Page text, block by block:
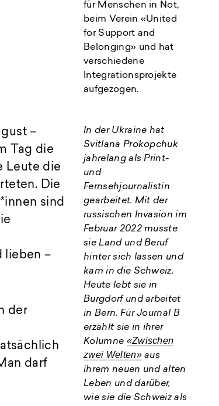
für Menschen in Not,
beim Verein «United
for Support and
Belonging» und hat
verschiedene
Integrationsprojekte
aufgezogen.
–
Tag die
Leute die
Die
sind
lieben –
der
darf
In der Ukraine hat
Svitlana Prokopchuk
jahrelang als Print-
und
Fernsehjournalistin
gearbeitet. Mit der
russischen Invasion im
Februar 2022 musste
sie Land und Beruf
hinter sich lassen und
kam in die Schweiz.
Heute lebt sie in
Burgdorf und arbeitet
in Bern. Für Journal B
erzählt sie in ihrer
Kolumne «Zwischen
zwei Welten»aus
ihrem neuen und alten
Leben und darüber,
wie sie die Schweiz als